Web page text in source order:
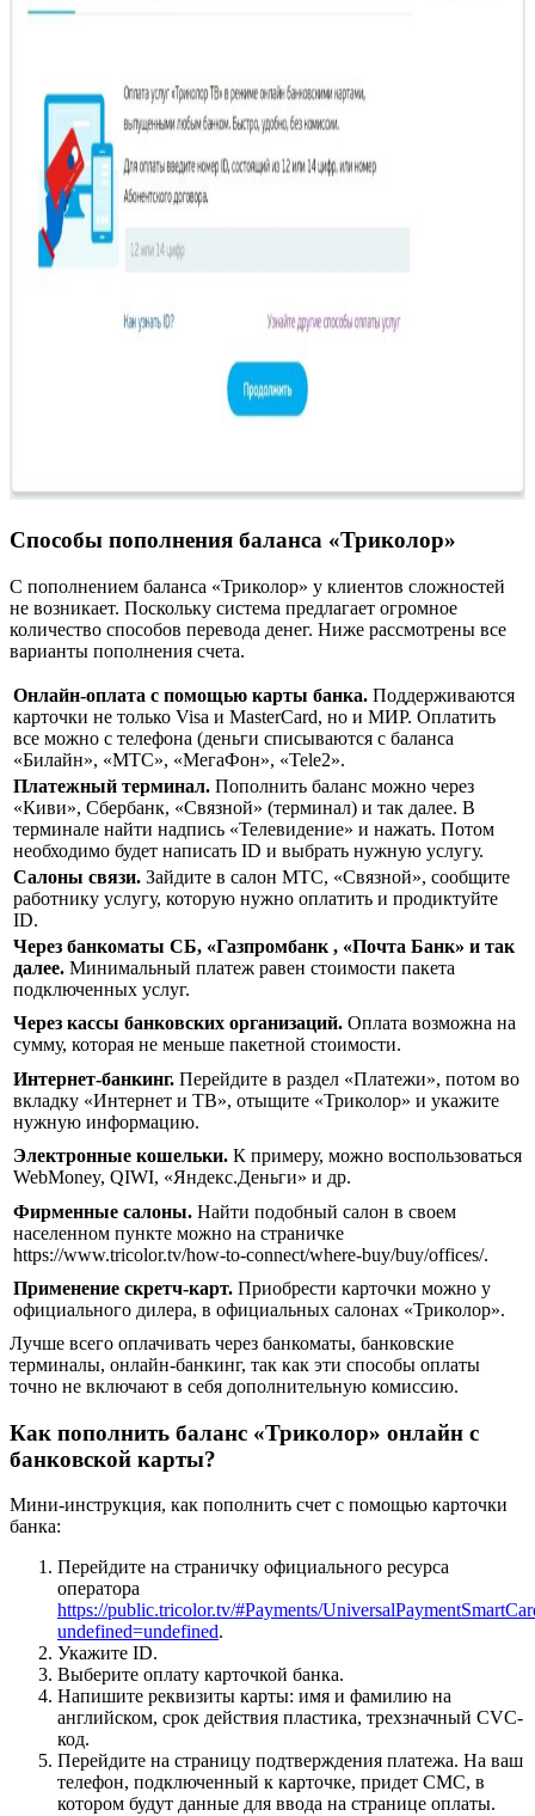
Способы пополнения баланса «Триколор»
С пополнением баланса «Триколор» у клиентов сложностей
не возникает. Поскольку система предлагает огромное
количество способов перевода денег. Ниже рассмотрены все
варианты пополнения счета.
Онлайн-оплата с помощью карты банка. Поддерживаются
карточки не только Visa и MasterCard, но и МИР. Оплатить
все можно с телефона (деньги списываются с баланса
«Билайн», «МТС», «МегаФон», «Tele2».
Платежный терминал. Пополнить баланс можно через
«Киви», Сбербанк, «Связной» (терминал) и так далее. В
терминале найти надпись «Телевидение» и нажать. Потом
необходимо будет написать ID и выбрать нужную услугу.
Салоны связи. Зайдите в салон МТС, «Связной», сообщите
работнику услугу, которую нужно оплатить и продиктуйте
ID.
Через банкоматы СБ, «Газпромбанк , «Почта Банк» и так
далее. Минимальный платеж равен стоимости пакета
подключенных услуг.
Через кассы банковских организаций. Оплата возможна на
сумму, которая не меньше пакетной стоимости.
Интернет-банкинг. Перейдите в раздел «Платежи», потом во
вкладку «Интернет и ТВ», отыщите «Триколор» и укажите
нужную информацию.
Электронные кошельки. К примеру, можно воспользоваться
WebMoney, QIWI, «Яндекс.Деньги» и др.
Фирменные салоны. Найти подобный салон в своем
населенном пункте можно на страничке
https://www.tricolor.tv/how-to-connect/where-buy/buy/offices/.
Применение скретч-карт. Приобрести карточки можно у
официального дилера, в официальных салонах «Триколор».
Лучше всего оплачивать через банкоматы, банковские
терминалы, онлайн-банкинг, так как эти способы оплаты
точно не включают в себя дополнительную комиссию.
Как пополнить баланс «Триколор» онлайн с
банковской карты?
Мини-инструкция, как пополнить счет с помощью карточки
банка:
Перейдите на страничку официального ресурса
оператора
https://public.tricolor.tv/#Payments/
undefined=undefined.
Укажите ID.
Выберите оплату карточкой банка.
Напишите реквизиты карты: имя и фамилию на
английском, срок действия пластика, трехзначный CVC-
код.
Перейдите на страницу подтверждения платежа. На ваш
телефон, подключенный к карточке, придет СМС, в
котором будут данные для ввода на странице оплаты.